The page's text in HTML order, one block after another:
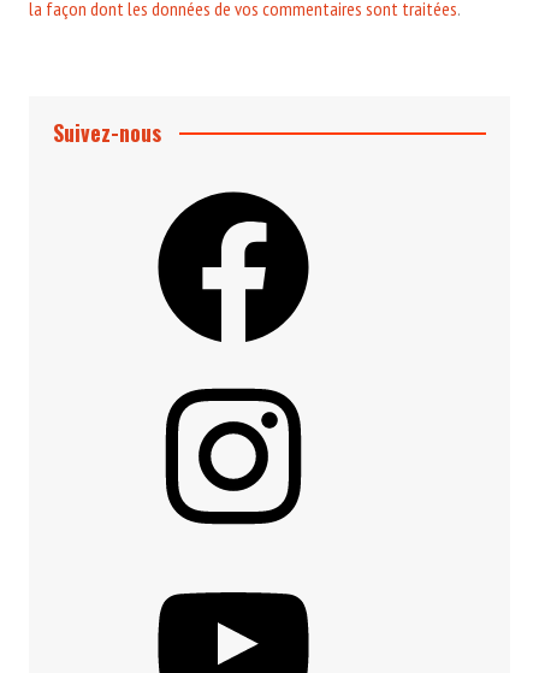
la façon dont les données de vos commentaires sont traitées.
Suivez-nous